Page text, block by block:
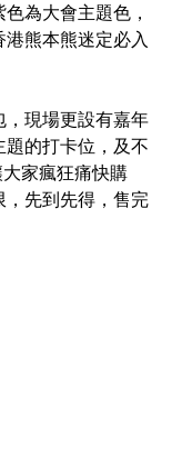
為大會主題色，
熊本熊迷定必入
，現場更設有嘉年
的打卡位，及不
家瘋狂痛快購
先到先得，售完